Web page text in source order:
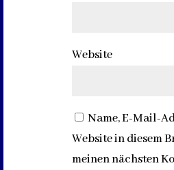
Website
Name, E-Mail-
Website in diesem
meinen nächsten